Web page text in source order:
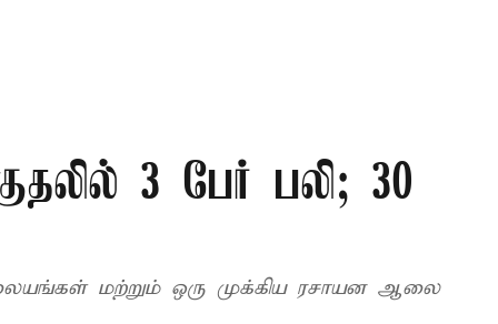
3 பேர் பலி; 30
மற்றும் ஒரு முக்கிய ரசாயன ஆலை